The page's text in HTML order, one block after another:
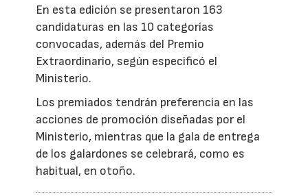
En esta edición se presentaron 163
candidaturas en las 10 categorías
convocadas, además del Premio
Extraordinario, según especificó el
Ministerio.
Los premiados tendrán preferencia en las
acciones de promoción diseñadas por el
Ministerio, mientras que la gala de entrega
de los galardones se celebrará, como es
habitual, en otoño.